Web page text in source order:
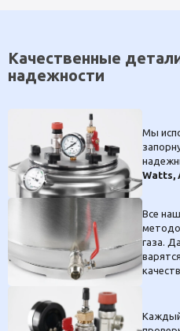
Качественные
надежности
Мы
Watts,
Все
газа.